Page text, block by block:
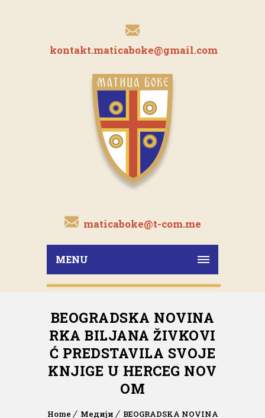
kontakt.maticaboke@gmail.com
maticaboke@t-com.me
MENU
BEOGRADSKA NOVINA
RKA BILJANA ŽIVKOVI
Ć PREDSTAVILA SVOJE
KNJIGE U HERCEG NOV
OM
Home Медији
BEOGRADSKA NOVINA